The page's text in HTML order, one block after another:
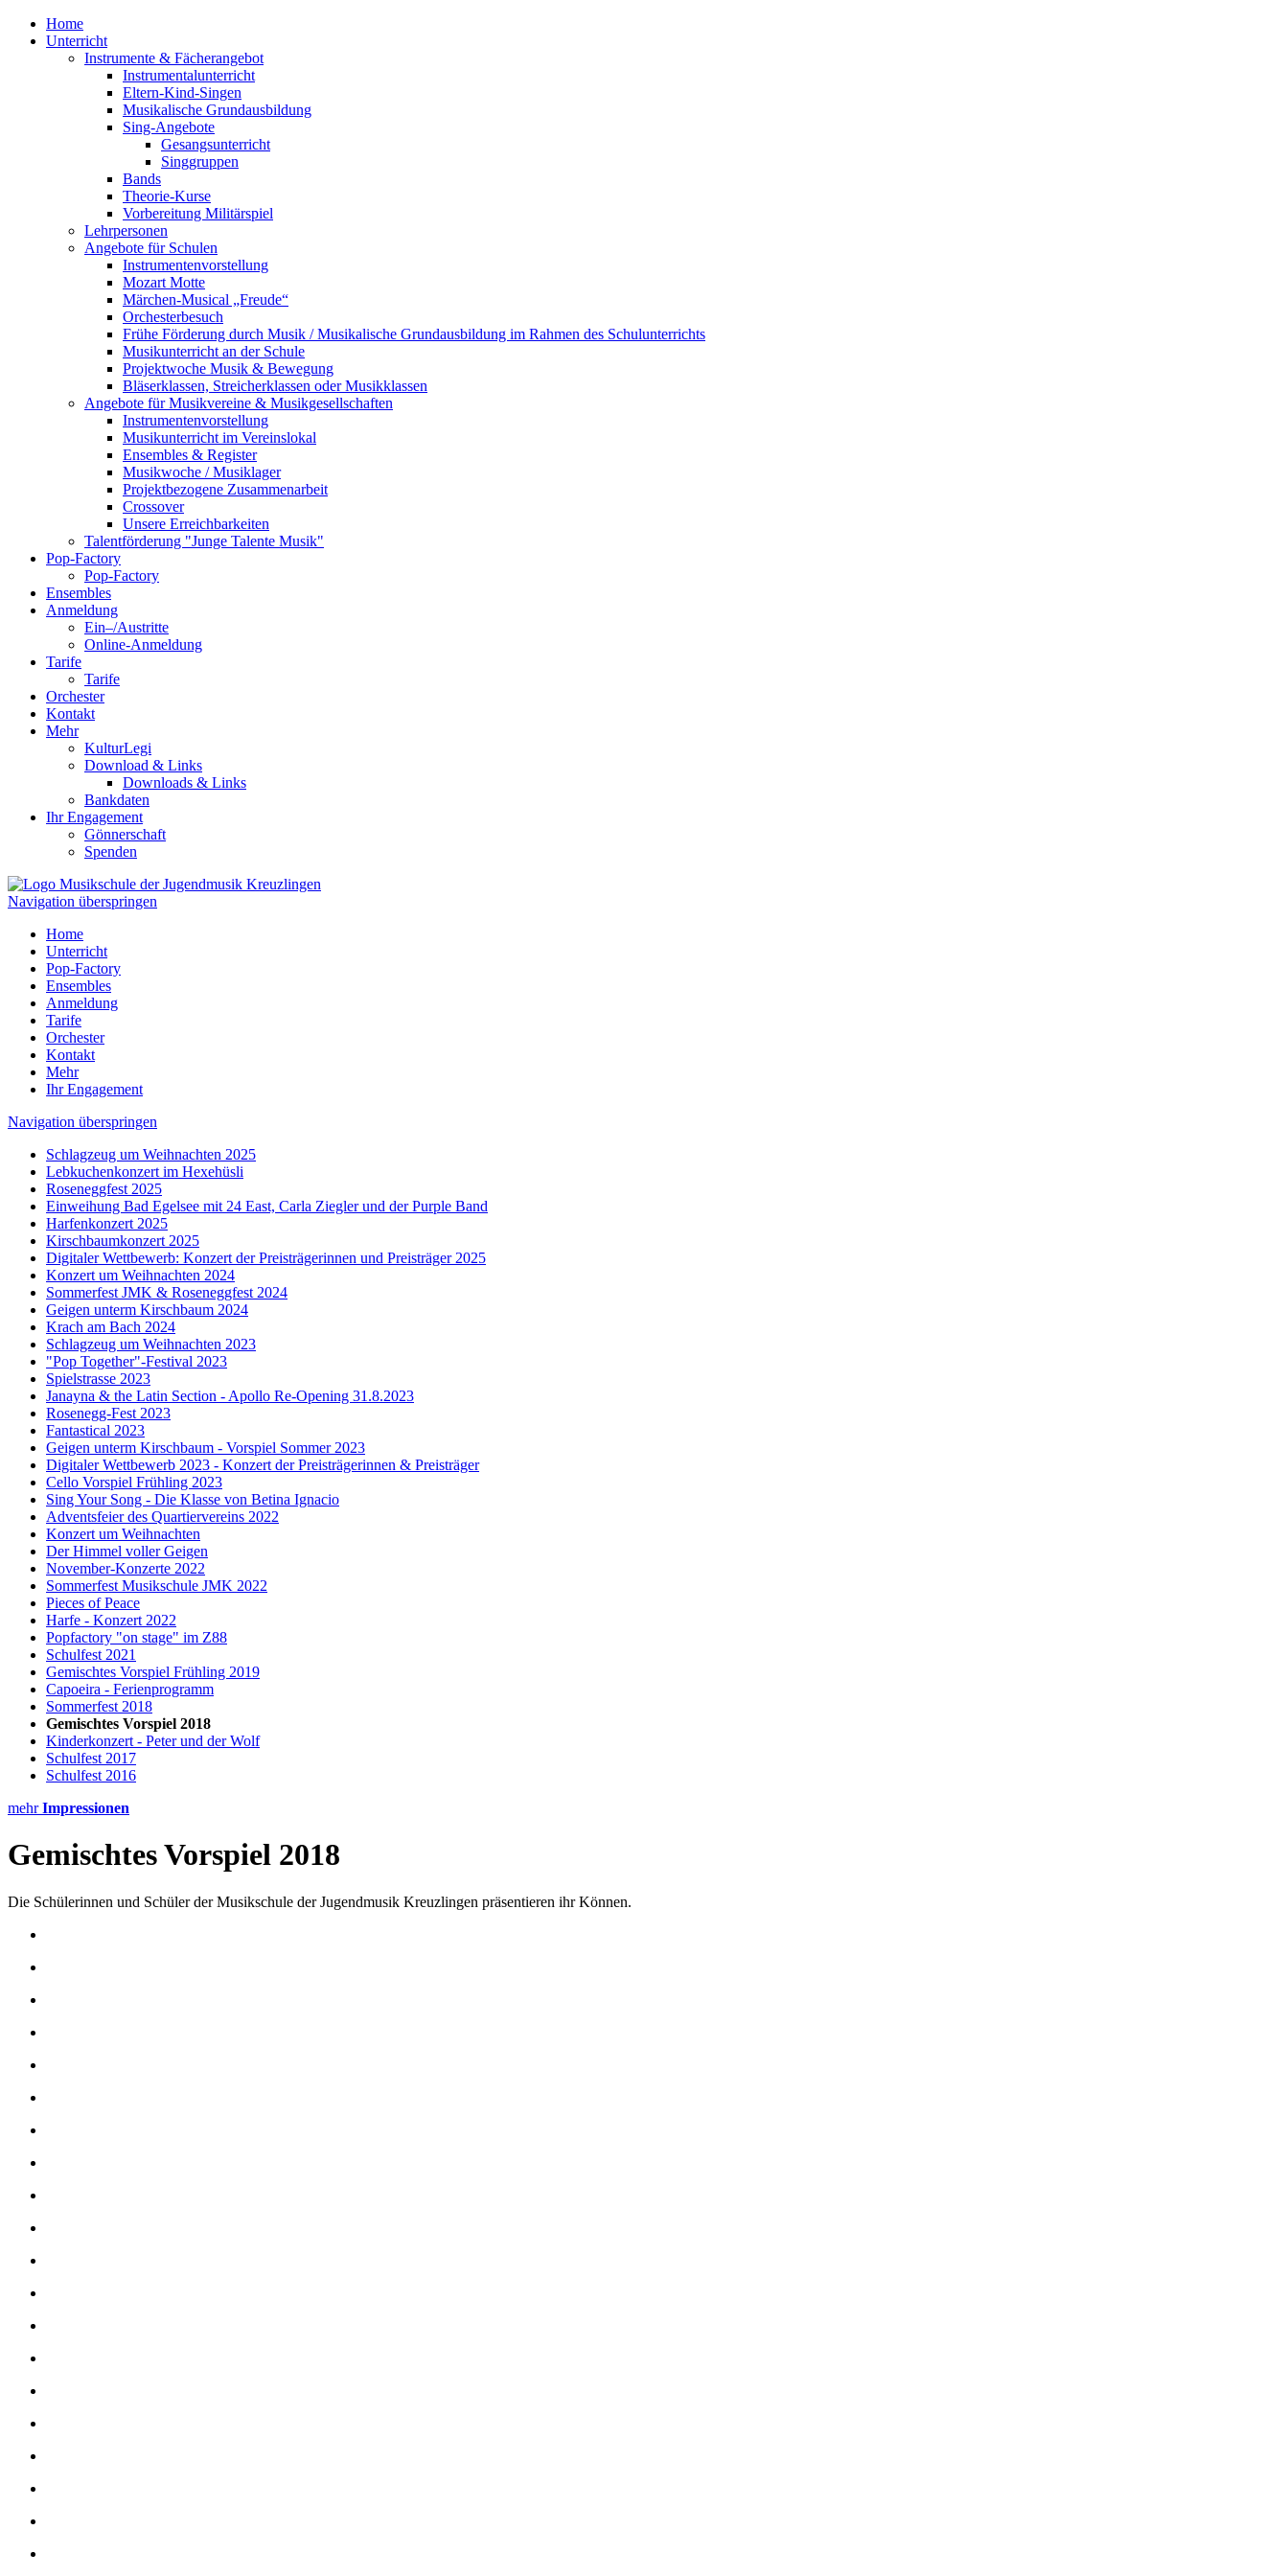
Home
Unterricht
Instrumente & Fächerangebot
Instrumentalunterricht
Eltern-Kind-Singen
Musikalische Grundausbildung
Sing-Angebote
Gesangsunterricht
Singgruppen
Bands
Theorie-Kurse
Vorbereitung Militärspiel
Lehrpersonen
Angebote für Schulen
Instrumentenvorstellung
Mozart Motte
Märchen-Musical „Freude“
Orchesterbesuch
Frühe Förderung durch Musik / Musikalische Grundausbildung im Rahmen des Schulunterrichts
Musikunterricht an der Schule
Projektwoche Musik & Bewegung
Bläserklassen, Streicherklassen oder Musikklassen
Angebote für Musikvereine & Musikgesellschaften
Instrumentenvorstellung
Musikunterricht im Vereinslokal
Ensembles & Register
Musikwoche / Musiklager
Projektbezogene Zusammenarbeit
Crossover
Unsere Erreichbarkeiten
Talentförderung "Junge Talente Musik"
Pop-Factory
Pop-Factory
Ensembles
Anmeldung
Ein–/Austritte
Online-Anmeldung
Tarife
Tarife
Orchester
Kontakt
Mehr
KulturLegi
Download & Links
Downloads & Links
Bankdaten
Ihr Engagement
Gönnerschaft
Spenden
Navigation überspringen
Home
Unterricht
Pop-Factory
Ensembles
Anmeldung
Tarife
Orchester
Kontakt
Mehr
Ihr Engagement
Navigation überspringen
Schlagzeug um Weihnachten 2025
Lebkuchenkonzert im Hexehüsli
Roseneggfest 2025
Einweihung Bad Egelsee mit 24 East, Carla Ziegler und der Purple Band
Harfenkonzert 2025
Kirschbaumkonzert 2025
Digitaler Wettbewerb: Konzert der Preisträgerinnen und Preisträger 2025
Konzert um Weihnachten 2024
Sommerfest JMK & Roseneggfest 2024
Geigen unterm Kirschbaum 2024
Krach am Bach 2024
Schlagzeug um Weihnachten 2023
"Pop Together"-Festival 2023
Spielstrasse 2023
Janayna & the Latin Section - Apollo Re-Opening 31.8.2023
Rosenegg-Fest 2023
Fantastical 2023
Geigen unterm Kirschbaum - Vorspiel Sommer 2023
Digitaler Wettbewerb 2023 - Konzert der Preisträgerinnen & Preisträger
Cello Vorspiel Frühling 2023
Sing Your Song - Die Klasse von Betina Ignacio
Adventsfeier des Quartiervereins 2022
Konzert um Weihnachten
Der Himmel voller Geigen
November-Konzerte 2022
Sommerfest Musikschule JMK 2022
Pieces of Peace
Harfe - Konzert 2022
Popfactory "on stage" im Z88
Schulfest 2021
Gemischtes Vorspiel Frühling 2019
Capoeira - Ferienprogramm
Sommerfest 2018
Gemischtes Vorspiel 2018
Kinderkonzert - Peter und der Wolf
Schulfest 2017
Schulfest 2016
mehrImpressionen
Gemischtes Vorspiel 2018
Die Schülerinnen und Schüler der Musikschule der Jugendmusik Kreuzlingen präsentieren ihr Können.